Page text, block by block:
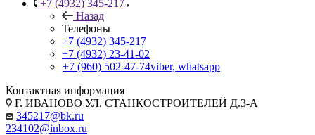
+7 (4932) 345-217
Назад
Телефоны
+7 (4932) 345-217
+7 (4932) 23-41-02
+7 (960) 502-47-74viber, whatsapp
Контактная информация
Г. ИВАНОВО УЛ. СТАНКОСТРОИТЕЛЕЙ Д.3-А
345217@bk.ru
234102@inbox.ru